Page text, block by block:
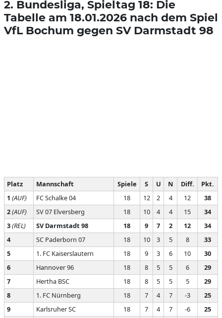
2. Bundesliga, Spieltag 18: Die
Tabelle am 18.01.2026 nach dem Spiel
VfL Bochum gegen SV Darmstadt 98
Platz Mannschaft Spiele S U N Diff.
Pkt.
1 (AUF) FC Schalke 04 18 12 2 4 12
38
2(AUF) SV 07 Elversberg 18 10 4 4 15
34
3(REL) SV Darmstadt 98 18 9 7 2 12
34
4
SC Paderborn 07 18 10 3 5 8
33
5
1. FC Kaiserslautern 18 9 3 6 10
30
6
Hannover 96 18 8 5 5 6
29
7
Hertha BSC 18 8 5 5 5
29
8
1. FC Nürnberg 18 7 4 7 -3
25
9
Karlsruher SC 18 7 4 7 -6
25